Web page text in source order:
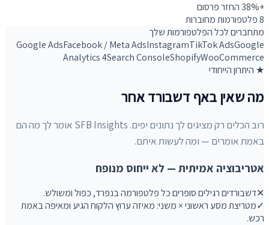
+38%
החזר פרסום
8פלטפורמות מחוברות
מתחברים לכל הפלטפורמות שלך
Google AdsFacebook / Meta AdsInstagramTikTok AdsGoogle
Analytics 4Search ConsoleShopifyWooCommerce
★ היתרון הייחודי
מה שאין באף דשבורד אחר
רוב הכלים רק מציגים לך נתונים יפים. SFB Insights אומר לך מה הם
באמת אומרים — ומה לעשות איתם.
אטריבוציה אמיתית — לא ייחוס מנופח
✕דשבורדים רגילים סופרים כל פלטפורמה בנפרד, כפול ומשולש.
✓מטריצת מסע ראשוני × משני: מאיזה ערוץ הלקוח הגיע ומאיפה באמת
רכש.